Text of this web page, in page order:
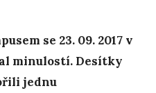
se 23. 09. 2017 v
minulostí. Desítky
jednu